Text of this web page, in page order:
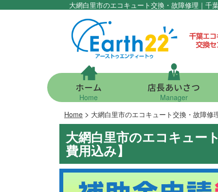
大網白里市のエコキュート交換・故障修理｜千
ホーム
Home
店長あいさつ
Manager
Home > 大網白里市のエコキュート交換・故障修
大網白里市のエコキュー
費用込み】